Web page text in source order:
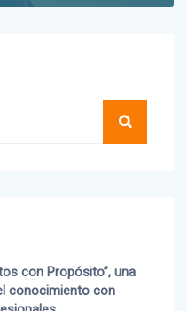
conocimiento con